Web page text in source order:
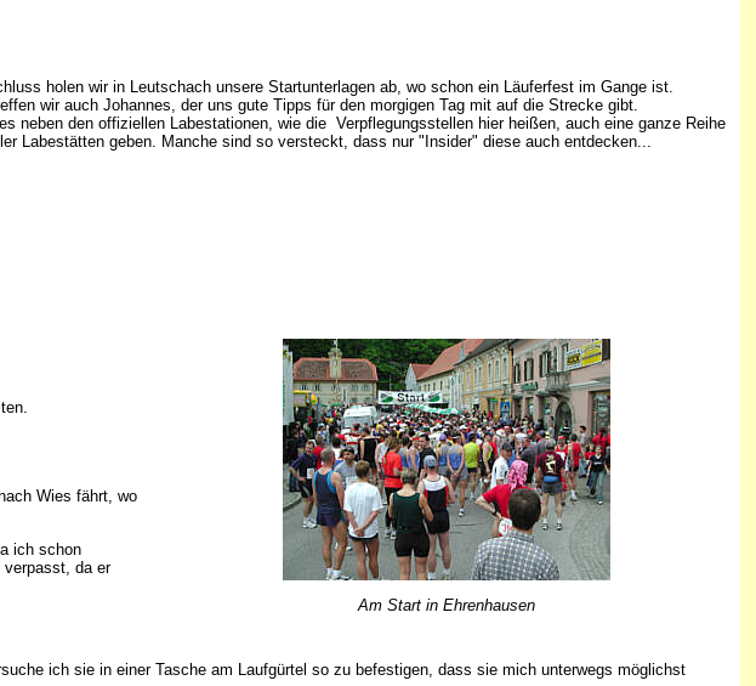
holen wir in Leutschach unsere Startunterlagen ab, wo schon ein Läuferfest im Gange ist.
wir auch Johannes, der uns gute Tipps für den morgigen Tag mit auf die Strecke gibt.
neben den offiziellen Labestationen, wie die Verpflegungsstellen hier heißen, auch eine ganze Reihe
Labestätten geben. Manche sind so versteckt, dass nur "Insider" diese auch entdecken...
Wies fährt, wo
ich schon
da er
Am Start in Ehrenhausen
ich sie in einer Tasche am Laufgürtel so zu befestigen, dass sie mich unterwegs möglichst